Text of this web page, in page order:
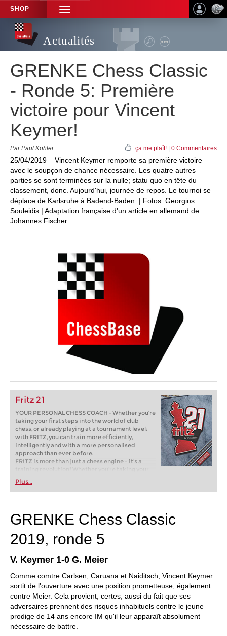
SHOP
TOGGLE
NAVIGATION
Actualités
GRENKE Chess Classic
- Ronde 5: Première
victoire pour Vincent
Keymer!
Par Paul Kohler ça me plaît! 0 Commentaires
25/04/2019 – Vincent Keymer remporte sa première victoire
avec le soupçon de chance nécessaire. Les quatre autres
parties se sont terminées sur la nulle; statu quo en tête du
classement, donc. Aujourd'hui, journée de repos. Le tournoi se
déplace de Karlsruhe à Badend-Baden. | Fotos: Georgios
Souleidis | Adaptation française d'un article en allemand de
Johannes Fischer.
Fritz 21
YOUR PERSONAL CHESS COACH - Whether you’re
taking your first steps into the world of club
chess, or already playing at a tournament level:
with FRITZ, you can train more efficiently,
intelligently and with a more personalised
approach than ever before.
FRITZ is more than just a chess engine – it’s a
training revolution! Whether you’re taking your
first steps into the world of club chess, or already
playing at a tournament level: with FRITZ, you can
train more efficiently, intelligently and with a
* FRITZ is fun! BETTER CALCULATIONS – EVEN
UNDER TIME PRESSURE!
* STYLE SIMULATION AT THE HIGHEST LEVEL
* EVEN STRONGER. EVEN MORE BEAUTIFUL.
Plus…
GRENKE Chess Classic
2019, ronde 5
V. Keymer 1-0 G. Meier
Comme comtre Carlsen, Caruana et Naiditsch, Vincent Keymer
sortit de l'ouverture avec une position prometteuse, également
contre Meier. Cela provient, certes, aussi du fait que ses
adversaires prennent des risques inhabituels contre le jeune
prodige de 14 ans encore IM qu'il leur apparaît absolument
nécessaire de battre.